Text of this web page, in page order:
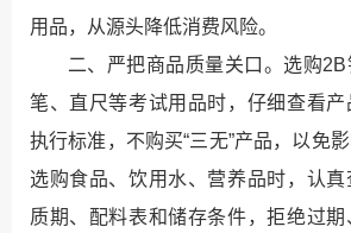
用品，从源头降低消费风险。
二、严把商品质量关口。选购
笔、直尺等考试用品时，仔细查看产
执行标准，不购买“三无”产品，以免
选购食品、饮用水、营养品时，认
质期、配料表和储存条件，拒绝过